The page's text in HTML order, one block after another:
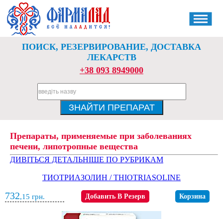
ПОИСК, РЕЗЕРВИРОВАНИЕ, ДОСТАВКА
ЛЕКАРСТВ
+38 093 8949000
Препараты, применяемые при заболеваниях
печени, липотропные вещества
ДИВІТЬСЯ ДЕТАЛЬНІШЕ ПО РУБРИКАМ
ТИОТРИАЗОЛИН / THIOTRIASOLINE
732,15 грн. Добавить В Резерв Корзина